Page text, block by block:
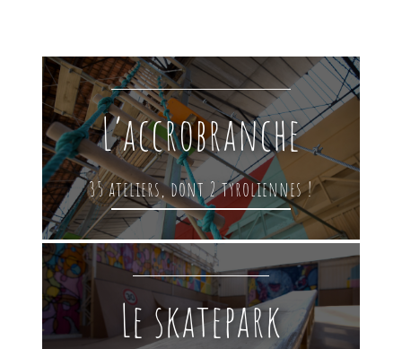
L’accrobranche
35 ateliers, dont 2 tyroliennes !
Le skatepark